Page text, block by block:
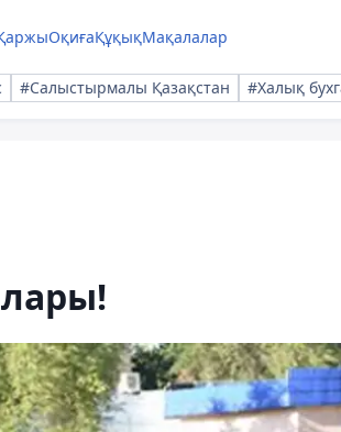
ОқиғаҚұқықМақалалар
#Салыстырмалы Қазақстан #Халық